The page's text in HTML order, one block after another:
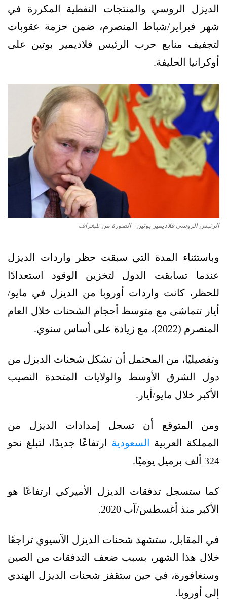
الديزل الروسي والمنتجات النفطية المكررة في
شهر فبراير/شباط المنصرم، ضمن حزمة عقوبات
لتجفيف منابع حرب الرئيس فلاديمير بوتين على
أوكرانيا الحليفة.
الرئيس الروسي فلاديمير بوتين - الصورة من تليغراف
وباستثناء المدة التي سبقت حظر واردات الديزل
عندما تسابقت الدول لتخزين الوقود استعدادًا
للحظر، كانت واردات أوروبا من الديزل في مايو/
أيار تتماشى مع متوسط أحجام الشحنات خلال العام
المنصرم (2022)، مع زيادة على أساس سنوي.
وتفصيليًا، من المحتمل أن تشكل شحنات الديزل من
دول الشرق الأوسط والولايات المتحدة النصيب
الأكبر خلال مايو/أيار.
ومن المتوقع أن تسجل إمدادات الديزل من
المملكة العربية السعودية ارتفاعًا جديدًا، لتبلغ نحو
324 ألف برميل يوميًا.
كما ستسجل تدفقات الديزل الأميركي ارتفاعًا هو
الأكبر منذ أغسطس/آب 2020.
في المقابل، ستشهد شحنات الديزل الآسيوي تراجعًا
خلال هذا الشهر، بسبب ضعف التدفقات من الصين
وسنغافورة، في حين ستقفز شحنات الديزل الهندي
إلى أوروبا.